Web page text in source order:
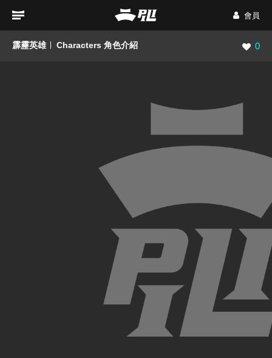
會員
霹靂英雄 Characters 角色介紹 瀏覽
0